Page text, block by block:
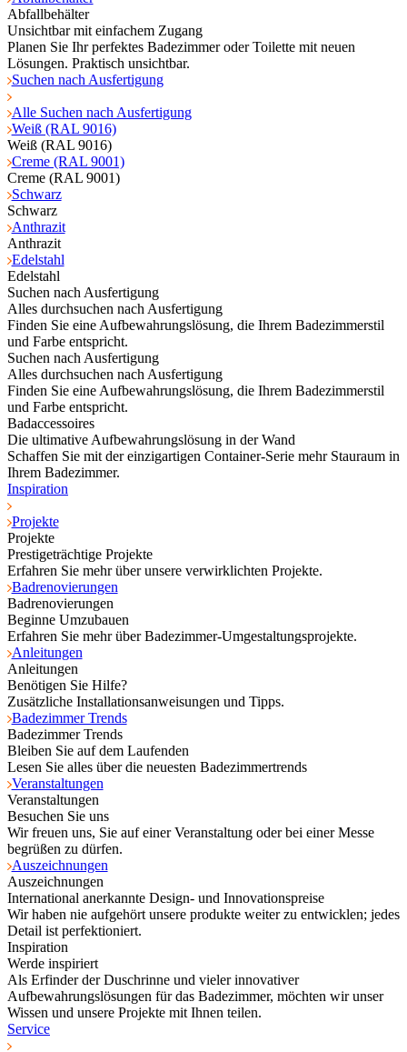
Abfallbehälter
Unsichtbar mit einfachem Zugang
Planen Sie Ihr perfektes Badezimmer oder Toilette mit neuen
Lösungen. Praktisch unsichtbar.
Suchen nach Ausfertigung
Alle Suchen nach Ausfertigung
Weiß (RAL 9016)
Weiß (RAL 9016)
Creme (RAL 9001)
Creme (RAL 9001)
Schwarz
Schwarz
Anthrazit
Anthrazit
Edelstahl
Edelstahl
Suchen nach Ausfertigung
Alles durchsuchen nach Ausfertigung
Finden Sie eine Aufbewahrungslösung, die Ihrem Badezimmerstil
und Farbe entspricht.
Suchen nach Ausfertigung
Alles durchsuchen nach Ausfertigung
Finden Sie eine Aufbewahrungslösung, die Ihrem Badezimmerstil
und Farbe entspricht.
Badaccessoires
Die ultimative Aufbewahrungslösung in der Wand
Schaffen Sie mit der einzigartigen Container-Serie mehr Stauraum in
Ihrem Badezimmer.
Inspiration
Projekte
Projekte
Prestigeträchtige Projekte
Erfahren Sie mehr über unsere verwirklichten Projekte.
Badrenovierungen
Badrenovierungen
Beginne Umzubauen
Erfahren Sie mehr über Badezimmer-Umgestaltungsprojekte.
Anleitungen
Anleitungen
Benötigen Sie Hilfe?
Zusätzliche Installationsanweisungen und Tipps.
Badezimmer Trends
Badezimmer Trends
Bleiben Sie auf dem Laufenden
Lesen Sie alles über die neuesten Badezimmertrends
Veranstaltungen
Veranstaltungen
Besuchen Sie uns
Wir freuen uns, Sie auf einer Veranstaltung oder bei einer Messe
begrüßen zu dürfen.
Auszeichnungen
Auszeichnungen
International anerkannte Design- und Innovationspreise
Wir haben nie aufgehört unsere produkte weiter zu entwicklen; jedes
Detail ist perfektioniert.
Inspiration
Werde inspiriert
Als Erfinder der Duschrinne und vieler innovativer
Aufbewahrungslösungen für das Badezimmer, möchten wir unser
Wissen und unsere Projekte mit Ihnen teilen.
Service